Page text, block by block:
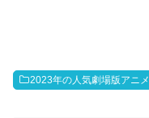
2023年の人気劇場版アニメ